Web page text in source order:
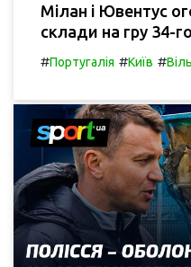
Мілан і Ювентус
склади на гру 34-
#Португалія #Київ #